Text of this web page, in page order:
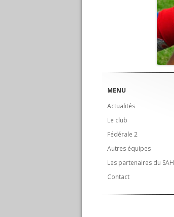
MENU
Actualités
Le club
Fédérale 2
Autres équipes
Les partenaires du SAH
Contact